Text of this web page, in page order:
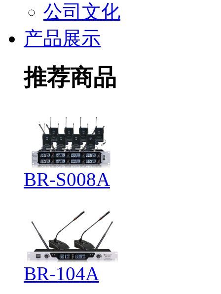
公司文化
产品展示
推荐商品
BR-S008A
BR-104A